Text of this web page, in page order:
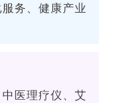
务、健康产业
医理疗仪、艾